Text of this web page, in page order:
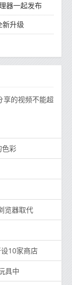
器一起发布
升级
的视频不能超
色彩
览器取代
10家商店
具中